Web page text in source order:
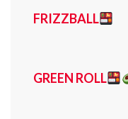
FRIZZBALL
GREEN ROLL